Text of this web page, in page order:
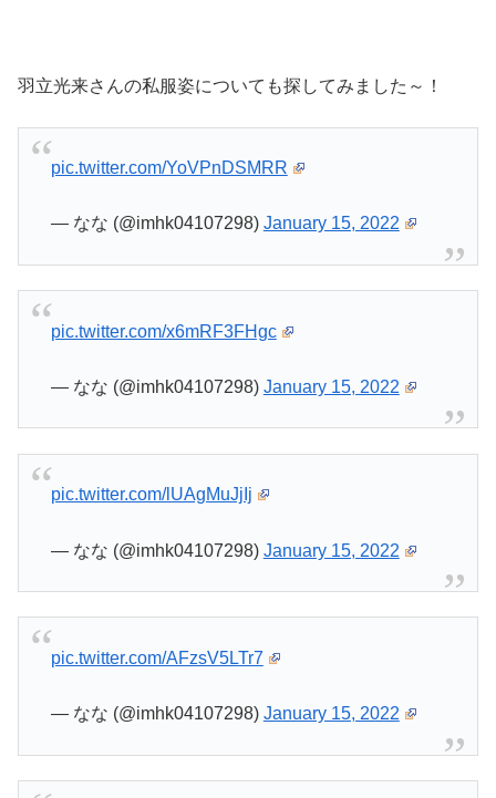
羽立光来さんの私服姿についても探してみました～！
pic.twitter.com/YoVPnDSMRR
— なな (@imhk04107298) January 15, 2022
pic.twitter.com/x6mRF3FHgc
— なな (@imhk04107298) January 15, 2022
pic.twitter.com/lUAgMuJjIj
— なな (@imhk04107298) January 15, 2022
pic.twitter.com/AFzsV5LTr7
— なな (@imhk04107298) January 15, 2022